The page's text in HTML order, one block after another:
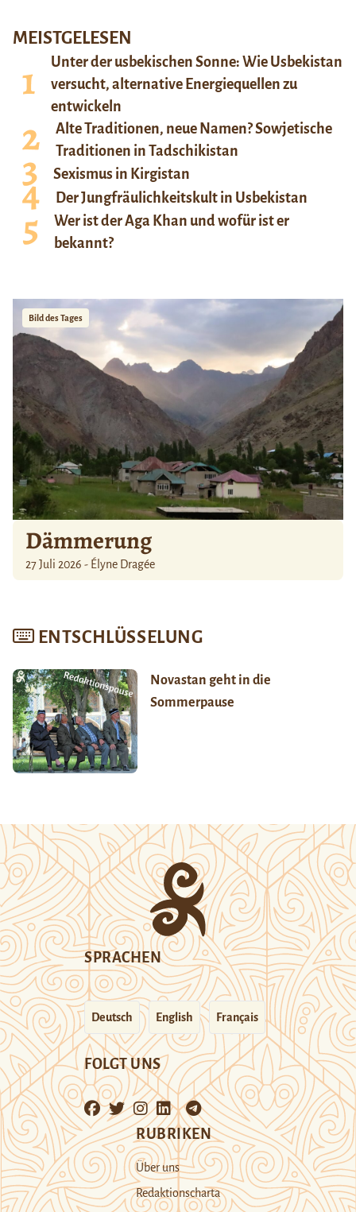
MEISTGELESEN
Unter der usbekischen Sonne: Wie Usbekistan
versucht, alternative Energiequellen zu
entwickeln
Alte Traditionen, neue Namen? Sowjetische
Traditionen in Tadschikistan
Sexismus in Kirgistan
Der Jungfräulichkeitskult in Usbekistan
Wer ist der Aga Khan und wofür ist er
bekannt?
Bild des Tages
Dämmerung
27 Juli 2026 - Élyne Dragée
ENTSCHLÜSSELUNG
Novastan geht in die
Sommerpause
SPRACHEN
Deutsch English Français
FOLGT UNS
RUBRIKEN
Über uns
Redaktionscharta